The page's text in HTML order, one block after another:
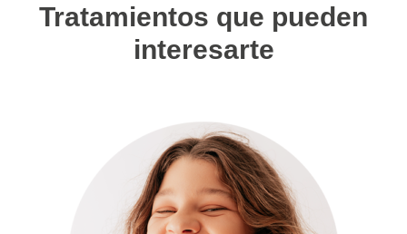
Tratamientos que pueden
interesarte